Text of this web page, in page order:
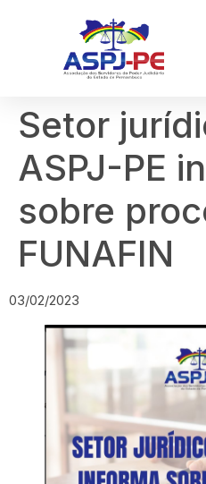
Setor
ASPJ-PE
sobre
FUNAFIN
03/02/2023